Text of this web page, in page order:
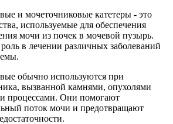
и мочеточниковые катетеры - это
используемые для обеспечения
мочи из почек в мочевой пузырь.
в лечении различных заболеваний
обычно используются при
вызванной камнями, опухолями
процессами. Они помогают
поток мочи и предотвращают